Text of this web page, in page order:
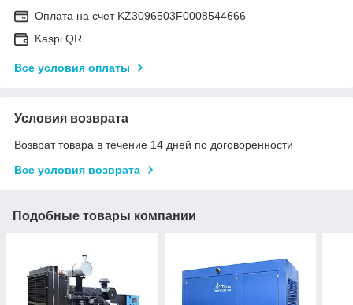
Оплата на счет KZ3096503F0008544666
Kaspi QR
Все условия оплаты
Условия возврата
Возврат товара в течение 14 дней по договоренности
Все условия возврата
Подобные товары компании